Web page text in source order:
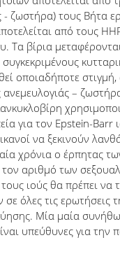
- ζωστήρα) τους Βήτα
από τους
Τα βίρια
οποιαδήποτε
–
για τον Epstein-Barr
να ξεκινούν
χρόνια ο έρπητας
αριθμό των
τους ιούς θα πρέπει
όλες τις ερωτήσεις
Μία μαία
υπεύθυνες για